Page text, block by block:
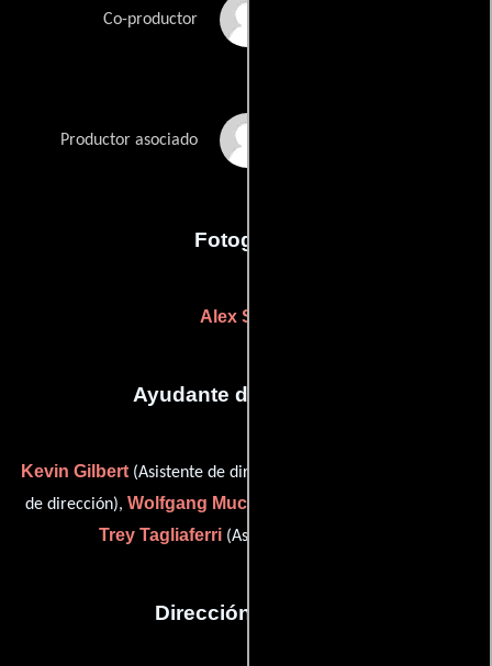
Co-productor
Productor asociado
Fotografia
Alex Salahi
Ayudante de dirección
Kevin Gilbert(Asistente de dirección),
de dirección), Wolfgang Muchow
Trey Tagliaferri(Asistente de dirección)
Dirección artística